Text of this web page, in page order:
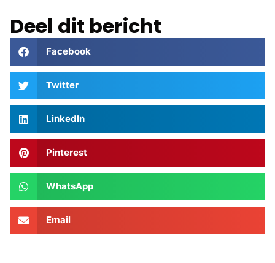
Deel dit bericht
Facebook
Twitter
LinkedIn
Pinterest
WhatsApp
Email